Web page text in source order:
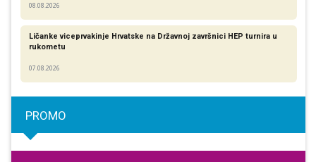
08.08.2026
Ličanke viceprvakinje Hrvatske na Državnoj završnici HEP turnira u
rukometu
07.08.2026
PROMO